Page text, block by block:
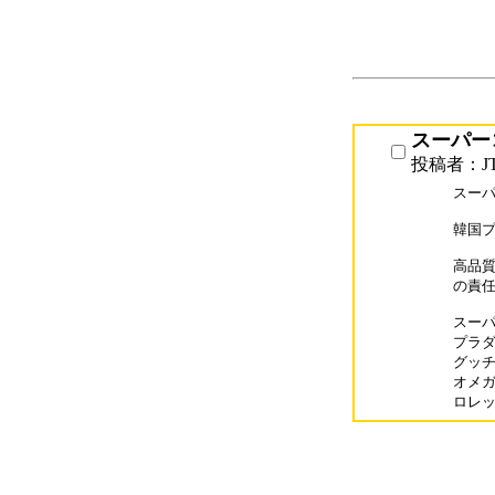
スーパ
投稿者：
スー
韓国
高品
の責
スー
プラ
グッ
オメ
ロレ